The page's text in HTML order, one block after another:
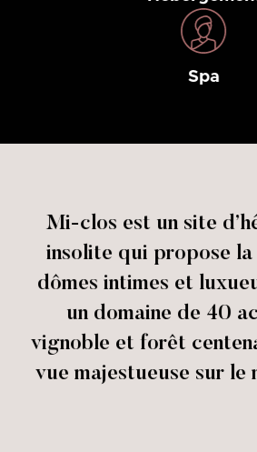
Spa
Mi-clos est un site
insolite qui propose
dômes intimes et
un domaine de 40
vignoble et forêt
vue majestueuse sur le